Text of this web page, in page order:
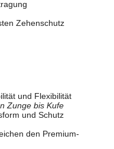
Zehenschutz
und Flexibilität
Zunge bis Kufe
und Schutz
den Premium-